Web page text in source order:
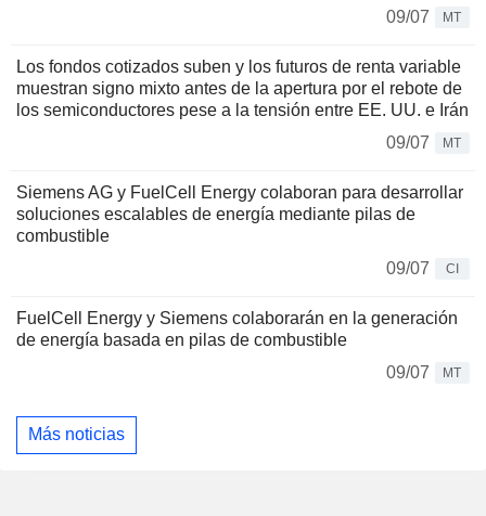
09/07
MT
Los fondos cotizados suben y los futuros de renta variable
muestran signo mixto antes de la apertura por el rebote de
los semiconductores pese a la tensión entre EE. UU. e Irán
09/07
MT
Siemens AG y FuelCell Energy colaboran para desarrollar
soluciones escalables de energía mediante pilas de
combustible
09/07
CI
FuelCell Energy y Siemens colaborarán en la generación
de energía basada en pilas de combustible
09/07
MT
Más noticias